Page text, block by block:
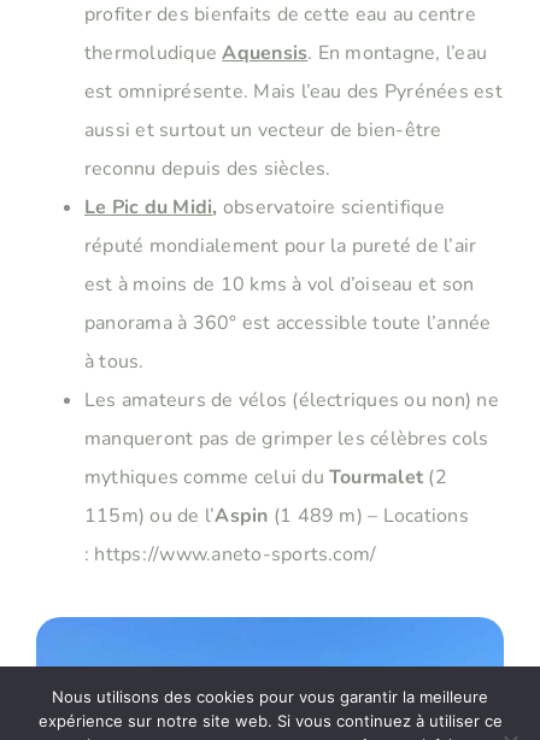
profiter des bienfaits de cette eau au centre
thermoludiqueAquensis. En montagne, l’eau
est omniprésente. Mais l’eau des Pyrénées est
aussi et surtout un vecteur de bien-être
reconnu depuis des siècles.
Le Pic du Midi, observatoire scientifique
réputé mondialement pour la pureté de l’air
est à moins de 10 kms à vol d’oiseau et son
panorama à 360° est accessible toute l’année
à tous.
Les amateurs de vélos (électriques ou non) ne
manqueront pas de grimper les célèbres cols
mythiques comme celui du Tourmalet (2
115m) ou de l’Aspin (1 489 m) – Locations
: https://www.aneto-sports.com/
Nous utilisons des cookies pour vous garantir la meilleure
expérience sur notre site web. Si vous continuez à utiliser ce